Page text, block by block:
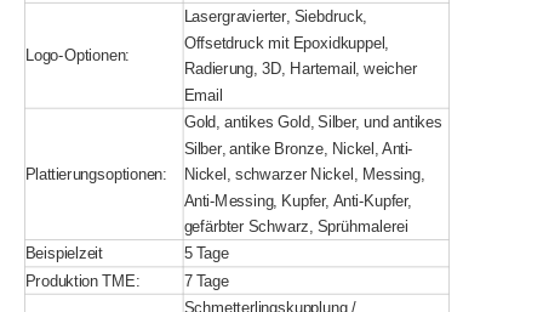
Logo-Optionen:
Lasergravierter, Siebdruck,
Offsetdruck mit Epoxidkuppel,
Radierung, 3D, Hartemail, weicher
Email
Plattierungsoptionen:
Gold, antikes Gold, Silber, und antikes
Silber, antike Bronze, Nickel, Anti-
Nickel, schwarzer Nickel, Messing,
Anti-Messing, Kupfer, Anti-Kupfer,
gefärbter Schwarz, Sprühmalerei
Beispielzeit
5 Tage
Produktion TME:
7 Tage
Schmetterlingskupplung /